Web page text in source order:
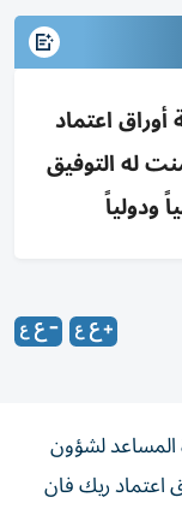
اعتماد
له التوفيق
ودولياً
المساعد لشؤون
اعتماد ريك فان